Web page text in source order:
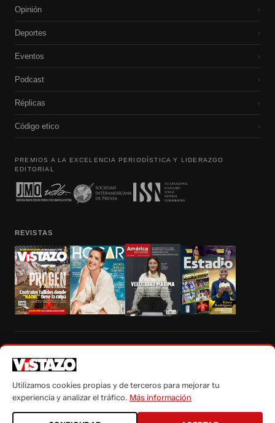
Opinión ›
Deportes ›
Eventos ›
Podcast ›
Réplicas ›
Código etico ›
PREMIOS A LA EXCELENCIA PERIODÍSTICA Y LIDERAZGO
EDITORIAL
REVISTAS
autorización escrita de su titular, de todos los contenidos de Vistazo.com.
Utilizamos cookies propias y de terceros para mejorar tu
experiencia y analizar el tráfico. Más información